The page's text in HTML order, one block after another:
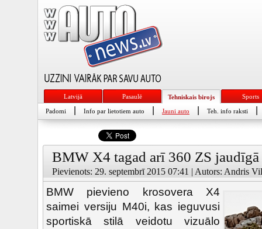
Latvijā Pasaulē Tehniskais birojs Sports
Padomi Info par lietotiem auto Jauni auto Teh. info raksti
BMW X4 tagad arī 360 ZS jaudīgā
Pievienots: 29. septembrī 2015 07:41 | Autors: Andris
BMW pievieno krosovera X4
saimei versiju M40i, kas ieguvusi
sportiskā stilā veidotu vizuālo